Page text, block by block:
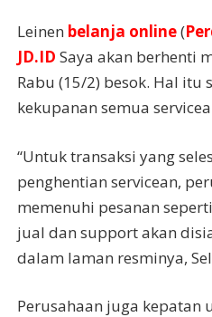
Leinen belanja online(
JD.ID Saya akan berhenti
Rabu (15/2) besok. Hal itu
kekupanan semua
“Untuk transaksi yang
penghentian servicean,
memenuhi pesanan
jual dan support akan
dalam laman resminya,
Perusahaan juga kepatan